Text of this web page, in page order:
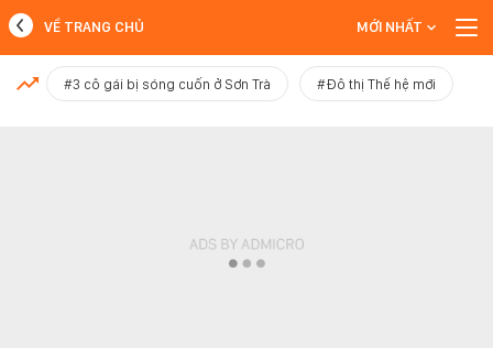
MỚI NHẤT
VỀ TRANG CHỦ MỚI NHẤT
#3 cô gái bị sóng cuốn ở Sơn Trà #Đô thị Thế hệ mới